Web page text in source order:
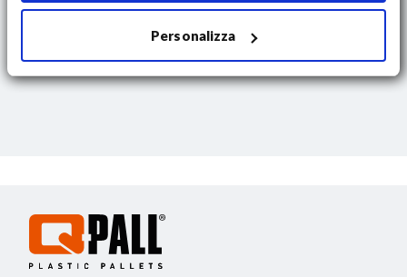
Personalizza